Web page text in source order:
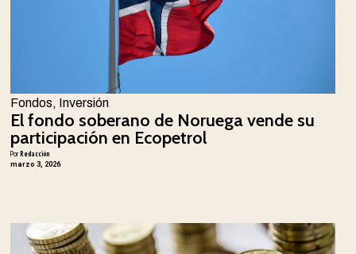
Fondos, Inversión
El fondo soberano de Noruega vende su
participación en Ecopetrol
PorRedacción
marzo 3, 2026